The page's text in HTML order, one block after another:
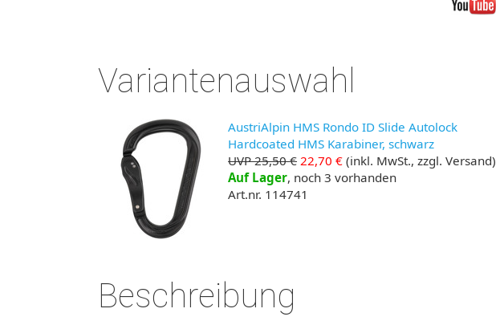
Variantenauswahl
AustriAlpin HMS Rondo ID Slide Autolock
Hardcoated HMS Karabiner, schwarz
UVP 25,50 € 22,70 € (inkl. MwSt., zzgl. Versand)
Auf Lager, noch 3 vorhanden
Art.nr. 114741
Beschreibung